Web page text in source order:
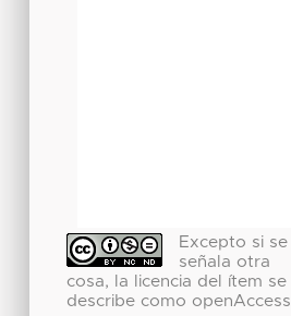
Excepto si se
señala otra
cosa, la licencia del ítem se
describe como openAccess